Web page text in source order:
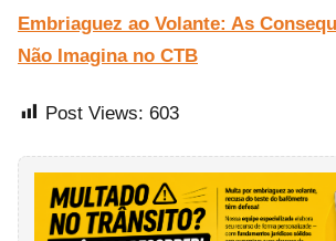
Embriaguez ao Volante: As
Não Imagina no CTB
Post Views: 603